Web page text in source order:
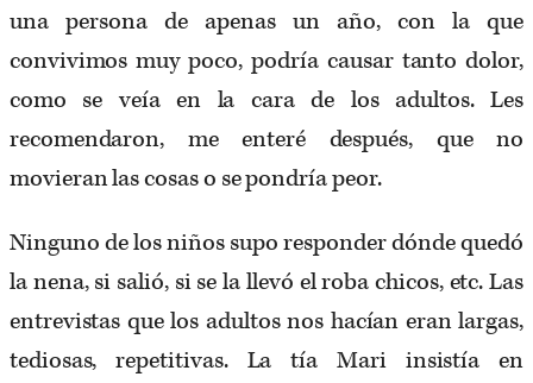
una persona de apenas un año, con la que
convivimos muy poco, podría causar tanto dolor,
como se veía en la cara de los adultos. Les
recomendaron, me enteré después, que no
movieran las cosas o se pondría peor.
Ninguno de los niños supo responder dónde quedó
la nena, si salió, si se la llevó el roba chicos, etc. Las
entrevistas que los adultos nos hacían eran largas,
tediosas, repetitivas. La tía Mari insistía en